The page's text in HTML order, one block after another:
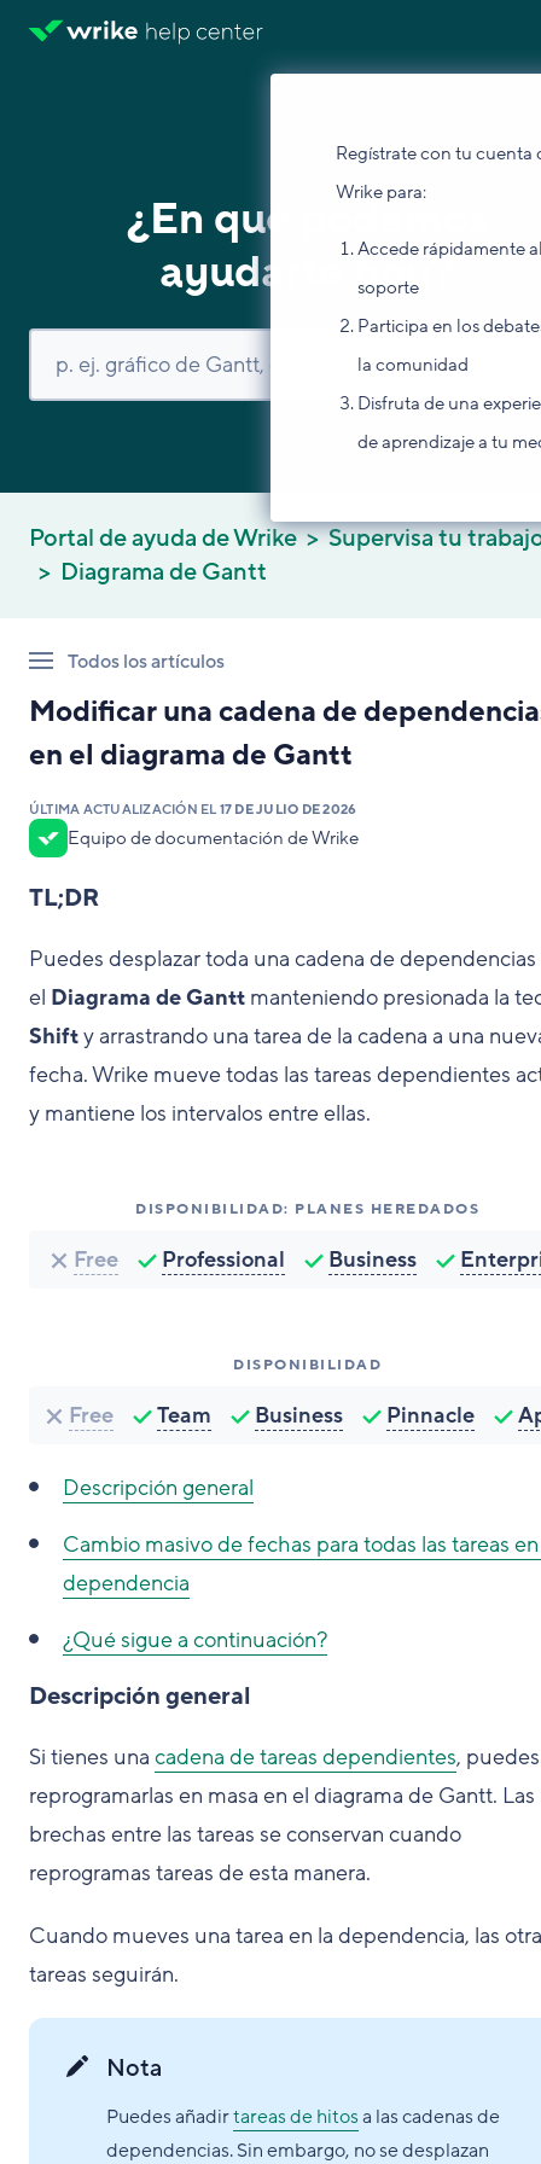
Regístrate con tu cuenta
Wrike para:
Accede rápidamente
soporte
Participa en los
la comunidad
Disfruta de una
de aprendizaje a tu
¿En qué podemos
ayudarte hoy?
Portal de ayuda de Wrike
Supervisa tu
Diagrama de Gantt
Todos los artículos
Modificar una cadena de
en el diagrama de Gantt
ÚLTIMA ACTUALIZACIÓN EL 17 DE JULIO DE 2026
Equipo de documentación de Wrike
TL;DR
Puedes desplazar toda una cadena de dependencias
el Diagrama de Gantt manteniendo presionada la
Shifty arrastrando una tarea de la cadena a una
fecha. Wrike mueve todas las tareas dependientes
y mantiene los intervalos entre ellas.
DISPONIBILIDAD: PLANES HEREDADOS
Free Professional Business
DISPONIBILIDAD
Free Team Business Pinnacle
Descripción general
Cambio masivo de fechas para todas las tareas
dependencia
¿Qué sigue a continuación?
Descripción general
Si tienes una cadena de tareas dependientes, puedes
reprogramarlas en masa en el diagrama de Gantt. Las
brechas entre las tareas se conservan cuando
reprogramas tareas de esta manera.
Cuando mueves una tarea en la dependencia, las
tareas seguirán.
Nota
Puedes añadirtareas de hitosa las cadenas de
dependencias. Sin embargo, no se desplazan